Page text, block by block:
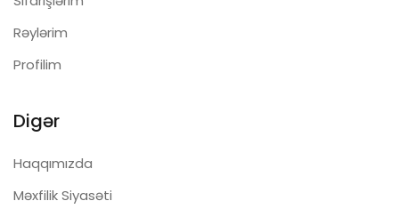
Rəylərim
Profilim
Digər
Haqqımızda
Məxfilik Siyasəti